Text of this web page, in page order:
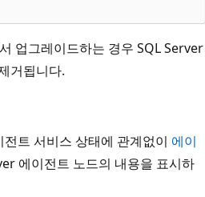
업그레이드하는 경우 SQL Server
거됩니다.
트 서비스 상태에 관계없이 에이
에이전트 노드의 내용을 표시하